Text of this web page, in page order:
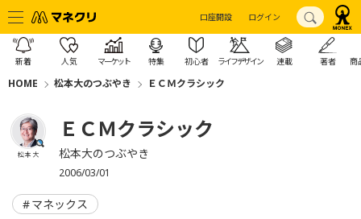
口座開設 ログイン
新着 人気 マーケット 特集 初心者 ライフデザイン 連載 著者 商
HOME 松本大のつぶやき ＥＣＭクラシック
松本 大
ＥＣＭクラシック
松本大のつぶやき
2006/03/01
マネックス